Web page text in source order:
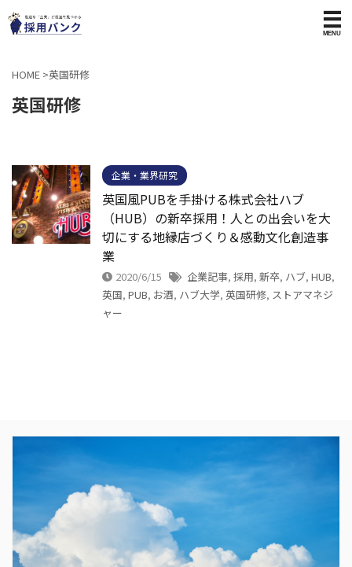
HOME >英国研修
英国研修
企業・業界研究
英国風PUBを手掛ける株式会社ハブ
（HUB）の新卒採用！人との出会いを大
切にする地縁店づくり＆感動文化創造事
業
2020/6/15 企業記事, 採用, 新卒, ハブ, HUB,
英国, PUB, お酒, ハブ大学, 英国研修, ストアマネジ
ャー